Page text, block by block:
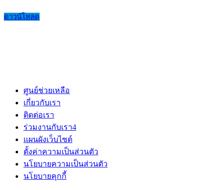
ดาวน์โหลด
ศูนย์ช่วยเหลือ
เกี่ยวกับเรา
ติดต่อเรา
ร่วมงานกับเรา4
แผนผังเว็บไซต์
ตั้งค่าความเป็นส่วนตัว
นโยบายความเป็นส่วนตัว
นโยบายคุกกี้